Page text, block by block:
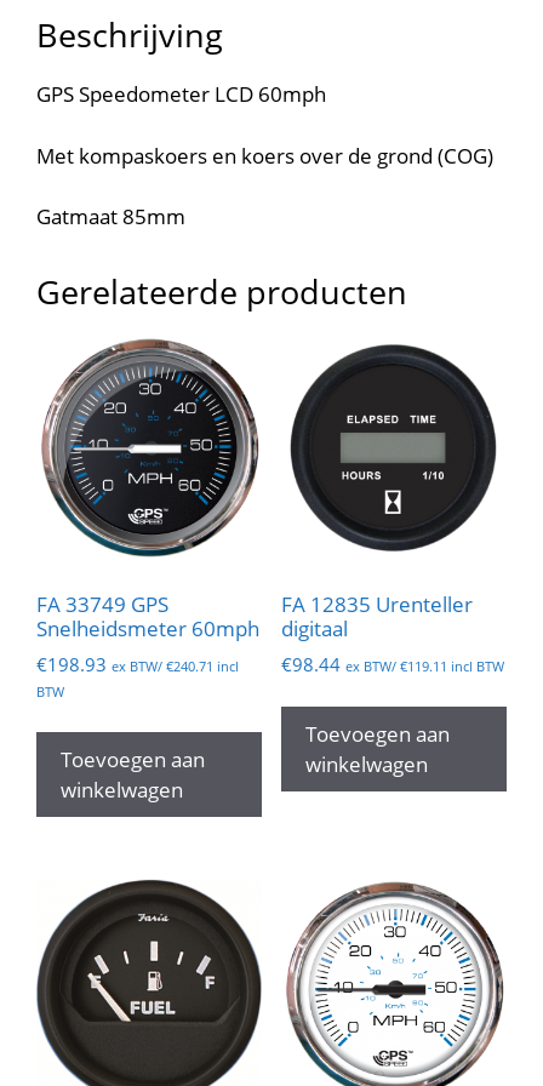
Beschrijving
GPS Speedometer LCD 60mph
Met kompaskoers en koers over de grond (COG)
Gatmaat 85mm
Gerelateerde producten
FA 33749 GPS
Snelheidsmeter 60mph
€198.93 ex BTW/ €240.71 incl
BTW
Toevoegen aan
winkelwagen
FA 12835 Urenteller
digitaal
€98.44 ex BTW/ €119.11 incl BTW
Toevoegen aan
winkelwagen